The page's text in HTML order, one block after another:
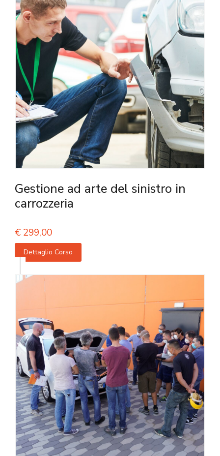
Gestione ad arte del sinistro in
carrozzeria
€ 299,00
Dettaglio Corso